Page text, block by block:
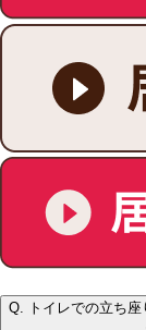
Q. トイレでの立ち